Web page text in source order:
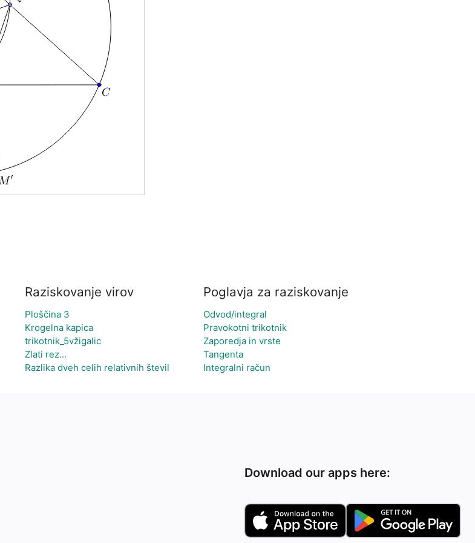
Raziskovanje virov
Ploščina 3
Krogelna kapica
trikotnik_5vžigalic
Zlati rez...
Razlika dveh celih relativnih števil
Poglavja za raziskovanje
Odvod/integral
Pravokotni trikotnik
Zaporedja in vrste
Tangenta
Integralni račun
Download our apps here: